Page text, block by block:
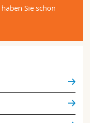
Sie schon